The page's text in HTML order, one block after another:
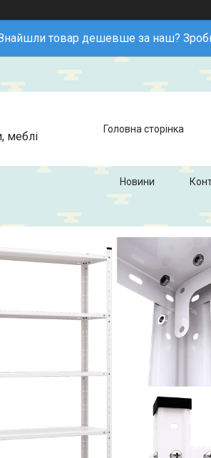
товар дешевше за наш?
меблі
Головна сторінка
Новини